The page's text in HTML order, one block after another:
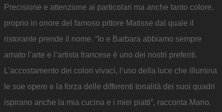
Precisione e attenzione ai particolari ma anche tanto colore,
proprio in onore del famoso pittore Matisse dal quale il
ristorante prende il nome. “Io e Barbara abbiamo sempre
amato l’arte e l’artista francese è uno dei nostri preferiti.
L’accostamento dei colori vivaci, l’uso della luce che illumina
le sue opere e la forza delle differenti tonalità dei suoi quadri
ispirano anche la mia cucina e i miei piatti”, racconta Mario.